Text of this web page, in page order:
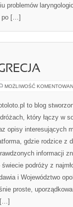
problemów
po […]
MOŻLIWOŚĆ
to blog
który łączy w
opisy interesujących
gdzie rodzice z
informacji
świecie podróży z
i Województwo
proste,
[…]